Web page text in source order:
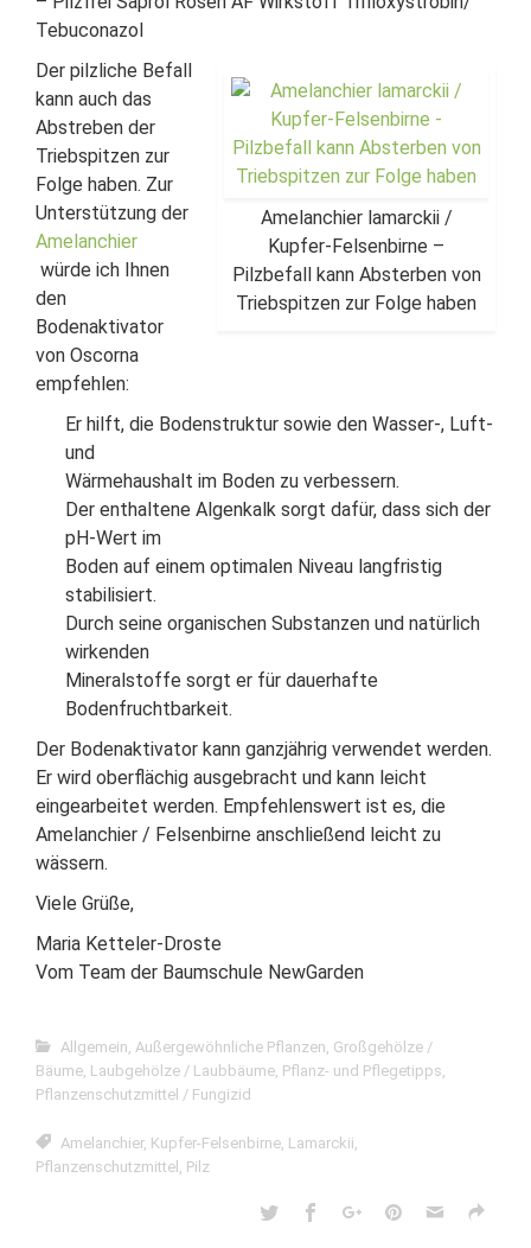
Tebuconazol
Amelanchier lamarckii /
Kupfer-Felsenbirne –
Pilzbefall kann Absterben von
Triebspitzen zur Folge haben
Der pilzliche Befall
kann auch das
Abstreben der
Triebspitzen zur
Folge haben. Zur
Unterstützung der
Amelanchier
würde ich Ihnen
den
Bodenaktivator
von Oscorna
empfehlen:
Er hilft, die Bodenstruktur sowie den Wasser-, Luft-
und
Wärmehaushalt im Boden zu verbessern.
Der enthaltene Algenkalk sorgt dafür, dass sich der
pH-Wert im
Boden auf einem optimalen Niveau langfristig
stabilisiert.
Durch seine organischen Substanzen und natürlich
wirkenden
Mineralstoffe sorgt er für dauerhafte
Bodenfruchtbarkeit.
Der Bodenaktivator kann ganzjährig verwendet werden.
Er wird oberflächig ausgebracht und kann leicht
eingearbeitet werden. Empfehlenswert ist es, die
Amelanchier / Felsenbirne anschließend leicht zu
wässern.
Viele Grüße,
Maria Ketteler-Droste
Vom Team der Baumschule NewGarden
Allgemein, Außergewöhnliche Pflanzen, Großgehölze /
Bäume, Laubgehölze / Laubbäume, Pflanz- und Pflegetipps,
Pflanzenschutzmittel / Fungizid
Amelanchier, Kupfer-Felsenbirne, Lamarckii,
Pflanzenschutzmittel , Pilz